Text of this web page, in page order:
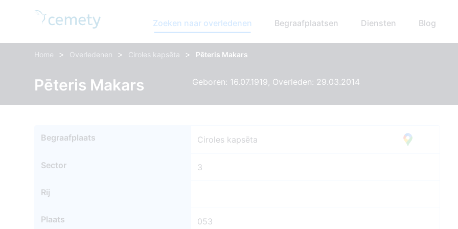
Zoeken naar overledenen Begraafplaatsen Diensten Blog
Home > Overledenen > Ciroles kapsēta > Pēteris Makars
Pēteris Makars Geboren: 16.07.1919, Overleden: 29.03.2014
Begraafplaats Ciroles kapsēta
Sector 3
Rij
Plaats 053